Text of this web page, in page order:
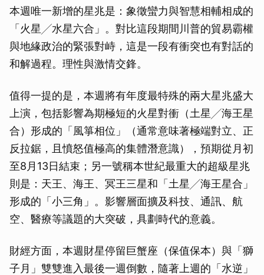
本週唯一新增的星兆是：象徵蠻力與智慧相輔相成的
「火星╱水星六合」。對比這段期間川普的貿易霸權
與地緣政治的緊張對峙，這是一段有衝突也有對話的
和解過程。理性與激情交鋒。
值得一提的是，本週將有年度最特殊的兩大星兆盛大
上演，包括影響為期極短的火星對衝（土星╱海王星
合）形成的「風箏相位」（通常意味著極端對立、正
反拉鋸，且憤怒值極高的集體潛意識），預期從月初
至8月13日結束；另一號稱本世紀最重大的超級星兆
則是：天王、海王、冥王三星和「土星╱海王星合」
形成的「小三角」。影響層面擴及科技、通訊、航
空、醫療等議題的大突破，具劃時代的意義。
財經方面，本週財星停留巨蟹座（保值保本）與「獅
子月」雙雙進入最後一週倒數，隨著上週的「水逆」